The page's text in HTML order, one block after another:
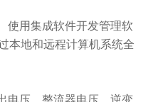
使用集成软件开发管理软
本地和远程计算机系统全
电压，整流器电压，逆变